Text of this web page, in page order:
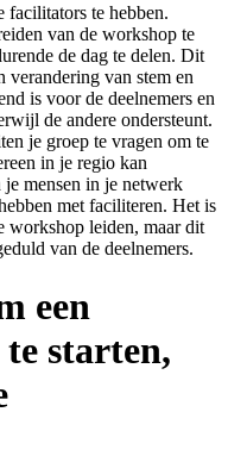
facilitators te hebben.
van de workshop te
de dag te delen. Dit
verandering van stem en
is voor de deelnemers en
de andere ondersteunt.
je groep te vragen om te
in je regio kan
mensen in je netwerk
met faciliteren. Het is
workshop leiden, maar dit
van de deelnemers.
een
starten,